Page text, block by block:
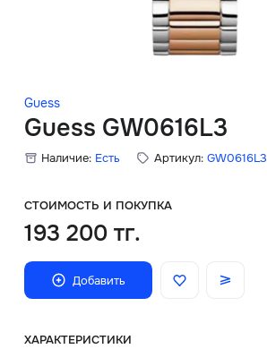
Guess
Guess GW0616L3
Наличие: Есть Артикул: GW0616L3
СТОИМОСТЬ И ПОКУПКА
193 200 тг.
Добавить
ХАРАКТЕРИСТИКИ
Женские часы
Скидки
Главная
О нас